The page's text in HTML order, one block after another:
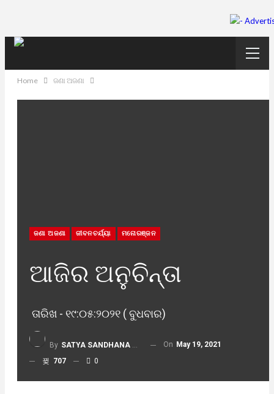
Home ଜଣା ଅଜଣା
ଜଣା ଅଜଣା ଜୀବନଚର୍ଯ୍ୟା ମନୋରଞ୍ଜନ
ଆଜିର ଅନୁଚିନ୍ତା
ତାରିଖ - ୧୯:୦୫:୨୦୨୧ ( ବୁଧବାର)
By SATYA SANDHANA DESK On May 19, 2021
707
0